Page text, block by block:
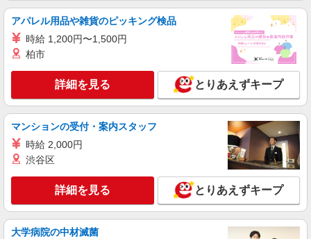
埼玉県ふじみ野市鶴ヶ岡5-2-2
詳細を見る
パート
大穀 しょうざん上福岡店
和食のキッチンスタッフ
時給1,200円〜 ※高校生：時給1,200円 ※経
験・能力による ※ガソリン代も支給（一定距離以
上の方） ※土日祝日は時給＋100円（高校生は＋
います。
埼玉県ふじみ野市上福岡5-9-17
キープ 詳細を見る
アルバイト パート
株式会社ニューフジフーズサービス
アパレル用品や雑貨のピッキング検品
時給 1,200円〜1,500円
柏市
詳細を見る とりあえずキープ
マンションの受付・案内スタッフ
時給 2,000円
渋谷区
詳細を見る とりあえずキープ
大学病院の中材滅菌